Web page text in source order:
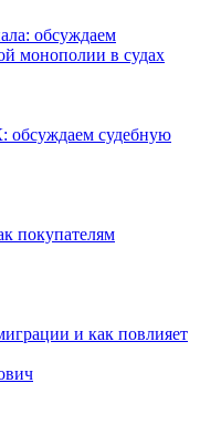
обсуждаем
монополии в судах
обсуждаем судебную
покупателям
и как повлияет